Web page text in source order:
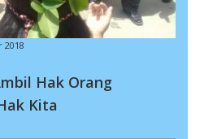
2018
Hak Orang
Kita